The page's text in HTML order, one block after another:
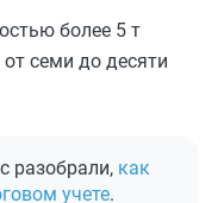
более 5 т
семи до десяти
разобрали, как
учете.